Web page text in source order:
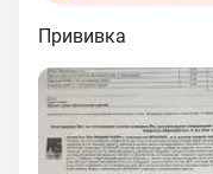
Прививка